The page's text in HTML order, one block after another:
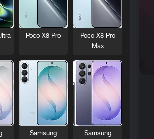
Poco X8 Pro
Max
Poco X8 Pro
Samsung
Samsung